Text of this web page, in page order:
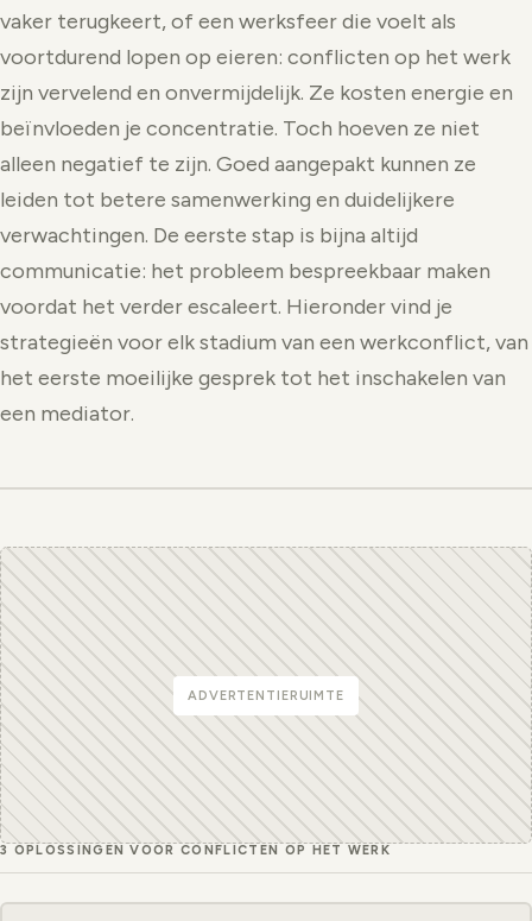
vaker terugkeert, of een werksfeer die voelt als
voortdurend lopen op eieren: conflicten op het werk
zijn vervelend en onvermijdelijk. Ze kosten energie en
beïnvloeden je concentratie. Toch hoeven ze niet
alleen negatief te zijn. Goed aangepakt kunnen ze
leiden tot betere samenwerking en duidelijkere
verwachtingen. De eerste stap is bijna altijd
communicatie: het probleem bespreekbaar maken
voordat het verder escaleert. Hieronder vind je
strategieën voor elk stadium van een werkconflict, van
het eerste moeilijke gesprek tot het inschakelen van
een mediator.
ADVERTENTIERUIMTE
3 OPLOSSINGEN VOOR CONFLICTEN OP HET WERK